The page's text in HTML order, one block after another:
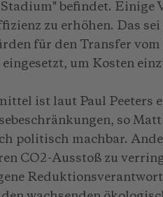
befindet. Einige
zu erhöhen. Das sei
für den Transfer
um Kosten
ist laut Paul Peeters
so
politisch machbar.
CO2-Ausstoß zu